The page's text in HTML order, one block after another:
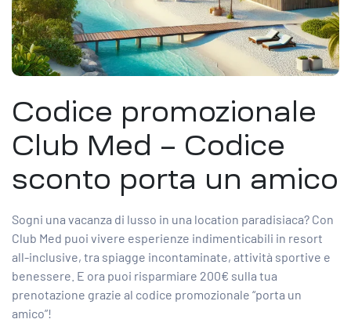
Codice promozionale
Club Med – Codice
sconto porta un amico
Sogni una vacanza di lusso in una location paradisiaca? Con
Club Med puoi vivere esperienze indimenticabili in resort
all-inclusive, tra spiagge incontaminate, attività sportive e
benessere. E ora puoi risparmiare 200€ sulla tua
prenotazione grazie al codice promozionale “porta un
amico”!